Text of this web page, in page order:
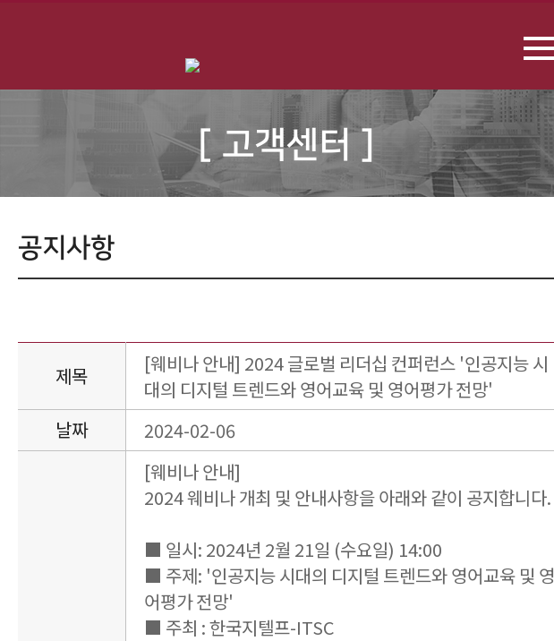
[ 고객센터 ]
공지사항
제목
[웨비나 안내] 2024 글로벌 리더십 컨퍼런스 '인공지능 시
대의 디지털 트렌드와 영어교육 및 영어평가 전망'
날짜
2024-02-06
[웨비나 안내]
2024 웨비나 개최 및 안내사항을 아래와 같이 공지합니다.
■ 일시: 2024년 2월 21일 (수요일) 14:00
■ 주제: '인공지능 시대의 디지털 트렌드와 영어교육 및 영
어평가 전망'
■ 주최 : 한국지텔프-ITSC